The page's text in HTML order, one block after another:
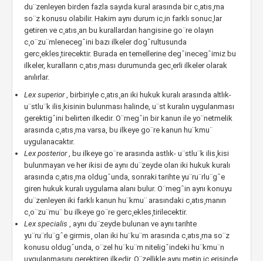
du¨zenleyen birden fazla sayıda kural arasında bir c¸atıs¸ma
so¨z konusu olabilir. Hakim aynı durum ic¸in farklı sonuc¸lar
getiren ve c¸atıs¸an bu kurallardan hangisine go¨re olayın
c¸o¨zu¨mlenecegˆini bazı ilkeler dogˆrultusunda
gerc¸ekles¸tirecektir. Burada en temellerine degˆinecegˆimiz bu
ilkeler, kuralların c¸atıs¸ması durumunda gec¸erli ilkeler olarak
anılırlar.
Lex superior, birbiriyle c¸atıs¸an iki hukuk kuralı arasında altlık-
u¨stlu¨k ilis¸kisinin bulunması halinde, u¨st kuralın uygulanması
gerektigˆini belirten ilkedir. O¨rnegˆin bir kanun ile yo¨netmelik
arasında c¸atıs¸ma varsa, bu ilkeye go¨re kanun hu¨kmu¨
uygulanacaktır.
Lex posterior, bu ilkeye go¨re arasında astlık- u¨stlu¨k ilis¸kisi
bulunmayan ve her ikisi de aynı du¨zeyde olan iki hukuk kuralı
arasında c¸atıs¸ma oldugˆunda, sonraki tarihte yu¨ru¨rlu¨gˆe
giren hukuk kuralı uygulama alanı bulur. O¨rnegˆin aynı konuyu
du¨zenleyen iki farklı kanun hu¨kmu¨ arasındaki c¸atıs¸manın
c¸o¨zu¨mu¨ bu ilkeye go¨re gerc¸ekles¸tirilecektir.
Lex specialis , aynı du¨zeyde bulunan ve aynı tarihte
yu¨ru¨rlu¨gˆe girmis¸ olan iki hu¨ku¨m arasında c¸atıs¸ma so¨z
konusu oldugˆunda, o¨zel hu¨ku¨m niteligˆindeki hu¨kmu¨n
uygulanmasını gerektiren ilkedir. O¨zellikle aynı metin ic¸erisinde